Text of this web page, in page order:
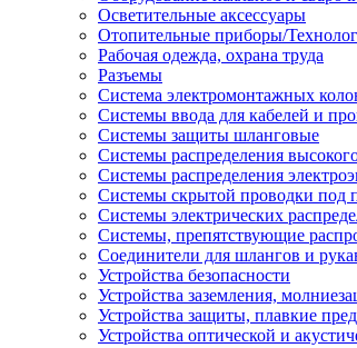
Осветительные аксессуары
Отопительные приборы/
Рабочая одежда, охрана труда
Разъемы
Система электромонтажных
Системы ввода для кабелей и
Системы защиты шланговые
Системы распределения
Системы распределения
Системы скрытой проводки под
Системы электрических
Системы, препятствующие
Соединители для шлангов и
Устройства безопасности
Устройства заземления,
Устройства защиты, плавкие
Устройства оптической и